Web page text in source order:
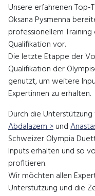
Unsere erfahrenen Top-
Oksana Pysmenna
professionellem
Qualifikation vor.
Die letzte Etappe der
Qualifikation der
genutzt, um weitere
Expertinnen zu erhalten.
Durch die
Abdalazem >und
Schweizer Olympia
Inputs erhalten und so
profitieren.
Wir möchten allen
Unterstützung und die